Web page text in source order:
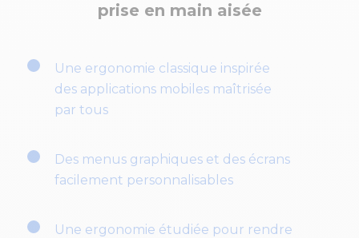
prise en main aisée
Une ergonomie classique inspirée
des applications mobiles maîtrisée
par tous
Des menus graphiques et des écrans
facilement personnalisables
Une ergonomie étudiée pour rendre